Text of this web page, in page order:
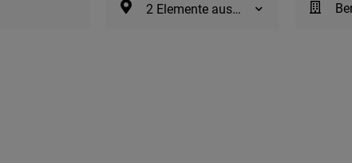
2 Elemente ausgewählt